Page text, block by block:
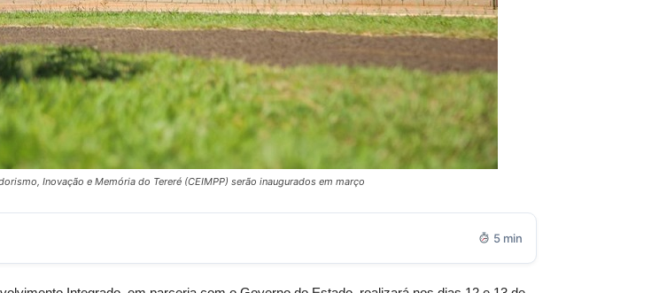
Inovação e Memória do Tereré (CEIMPP) serão inaugurados em março
5 min